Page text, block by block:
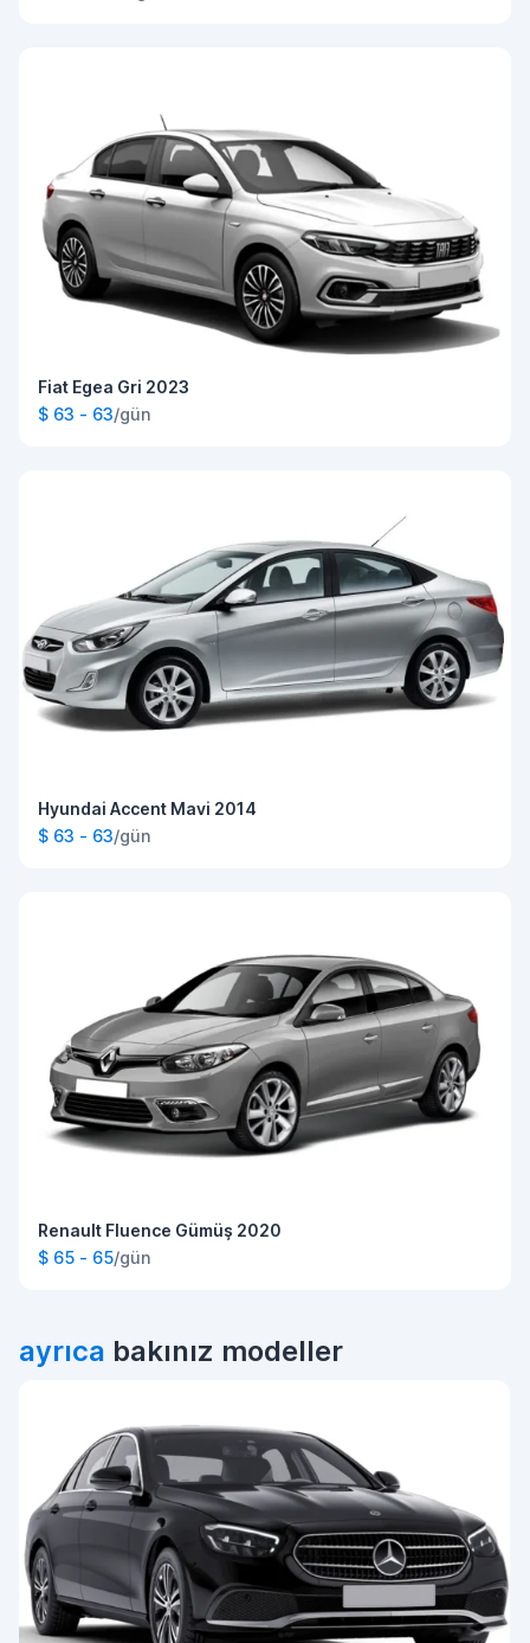
Fiat Egea Gri 2023
$ 63 - 63/gün
Hyundai Accent Mavi 2014
$ 63 - 63/gün
Renault Fluence Gümüş 2020
$ 65 - 65/gün
ayrıca bakınız modeller